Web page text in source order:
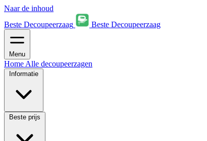
Naar de inhoud
Beste Decoupeerzaag
Beste Decoupeerzaag
Menu
Home Alle decoupeerzagen
Informatie
Beste prijs